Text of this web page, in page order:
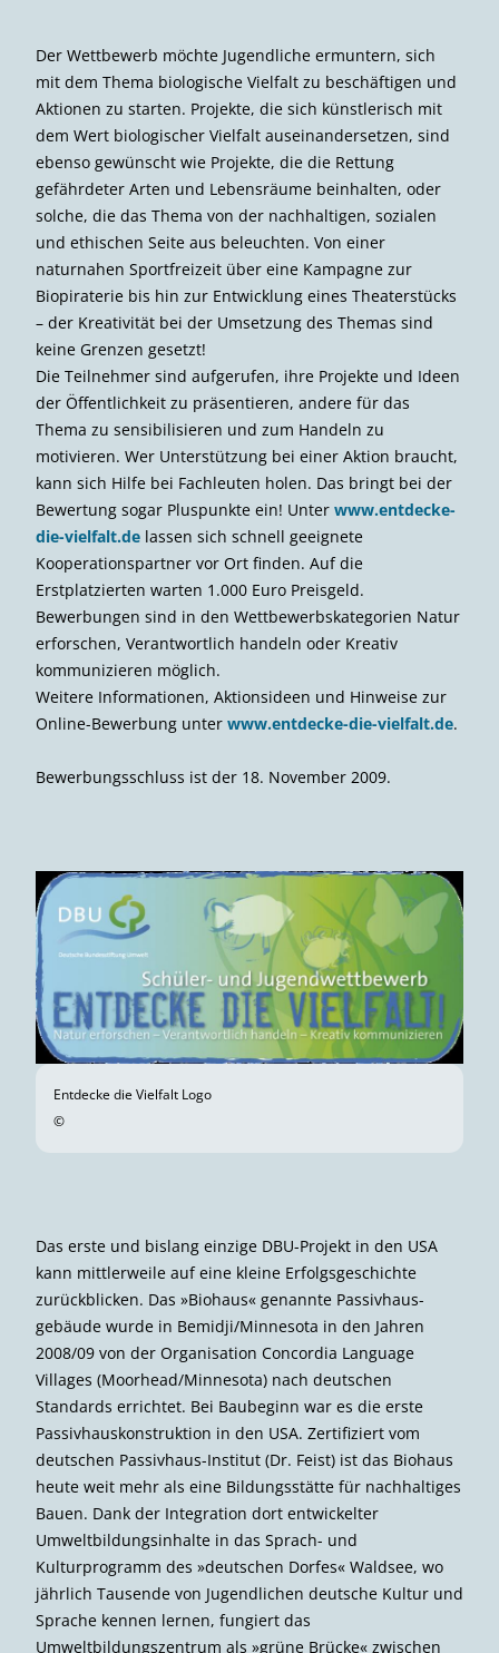
Der Wettbewerb möchte Jugendliche ermuntern, sich
mit dem Thema biologische Vielfalt zu beschäftigen und
Aktionen zu starten. Projekte, die sich künstlerisch mit
dem Wert biologischer Vielfalt auseinandersetzen, sind
ebenso gewünscht wie Projekte, die die Rettung
gefährdeter Arten und Lebensräume beinhalten, oder
solche, die das Thema von der nachhaltigen, sozialen
und ethischen Seite aus beleuchten. Von einer
naturnahen Sportfreizeit über eine Kampagne zur
Biopiraterie bis hin zur Entwicklung eines Theaterstücks
– der Kreativität bei der Umsetzung des Themas sind
keine Grenzen gesetzt!
Die Teilnehmer sind aufgerufen, ihre Projekte und Ideen
der Öffentlichkeit zu präsentieren, andere für das
Thema zu sensibilisieren und zum Handeln zu
motivieren. Wer Unterstützung bei einer Aktion braucht,
kann sich Hilfe bei Fachleuten holen. Das bringt bei der
Bewertung sogar Pluspunkte ein! Unter www.entdecke-
die-vielfalt.de lassen sich schnell geeignete
Kooperationspartner vor Ort finden. Auf die
Erstplatzierten warten 1.000 Euro Preisgeld.
Bewerbungen sind in den Wettbewerbskategorien Natur
erforschen, Verantwortlich handeln oder Kreativ
kommunizieren möglich.
Weitere Informationen, Aktionsideen und Hinweise zur
Online-Bewerbung unter www.entdecke-die-vielfalt.de.
Bewerbungsschluss ist der 18. November 2009.
Entdecke die Vielfalt Logo
©
Das erste und bislang einzige DBU-Projekt in den USA
kann mittlerweile auf eine kleine Erfolgsgeschichte
zurückblicken. Das »Biohaus« genannte Passivhaus­
gebäude wurde in Bemidji/Minnesota in den Jahren
2008/09 von der Organisation Concordia Language
Villages (Moorhead/Minnesota) nach deutschen
Standards errichtet. Bei Baubeginn war es die erste
Passivhauskonstruktion in den USA. Zertifiziert vom
deutschen Passivhaus-Institut (Dr. Feist) ist das Biohaus
heute weit mehr als eine Bildungsstätte für nachhaltiges
Bauen. Dank der Integration dort entwickelter
Umweltbildungsinhalte in das Sprach- und
Kulturprogramm des »deutschen Dorfes« Waldsee, wo
jährlich Tausende von Jugendlichen deutsche Kultur und
Sprache kennen lernen, fungiert das
Umweltbildungszentrum als »grüne Brücke« zwischen